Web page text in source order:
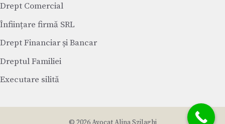
Drept Comercial
Înființare firmă SRL
Drept Financiar și Bancar
Dreptul Familiei
Executare silită